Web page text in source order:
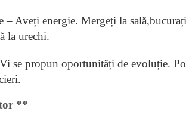
– Aveți energie. Mergeți la
la urechi.
se propun oportunități de evoluție.
**